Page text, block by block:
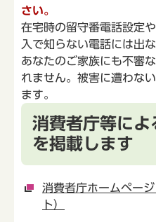
さい。
在宅時の留守番電話設定
入で知らない電話には出
あなたのご家族にも不審
れません。被害に遭わな
ます。
消費者庁等によ
を掲載します
消費者庁ホームペー
ト）